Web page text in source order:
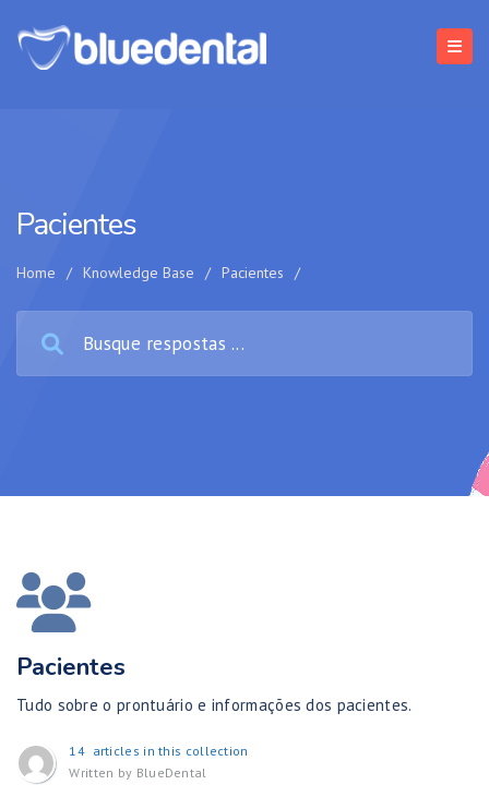
Pacientes
Home / Knowledge Base / Pacientes /
Pacientes
Tudo sobre o prontuário e informações dos pacientes.
14 articles in this collection
Written by BlueDental